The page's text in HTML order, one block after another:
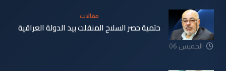
الخميس 06
مقالات
حتمية حصر السلاح المنفلت بيد الدولة العراقية